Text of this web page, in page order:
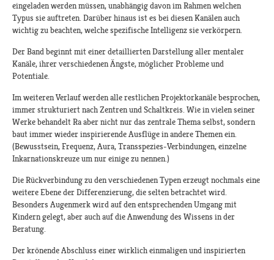
eingeladen werden müssen, unabhängig davon im Rahmen welchen
Typus sie auftreten. Darüber hinaus ist es bei diesen Kanälen auch
wichtig zu beachten, welche spezifische Intelligenz sie verkörpern.
Der Band beginnt mit einer detaillierten Darstellung aller mentaler
Kanäle, ihrer verschiedenen Ängste, möglicher Probleme und
Potentiale.
Im weiteren Verlauf werden alle restlichen Projektorkanäle besprochen,
immer strukturiert nach Zentren und Schaltkreis. Wie in vielen seiner
Werke behandelt Ra aber nicht nur das zentrale Thema selbst, sondern
baut immer wieder inspirierende Ausflüge in andere Themen ein.
(Bewusstsein, Frequenz, Aura, Transspezies-Verbindungen, einzelne
Inkarnationskreuze um nur einige zu nennen.)
Die Rückverbindung zu den verschiedenen Typen erzeugt nochmals eine
weitere Ebene der Differenzierung, die selten betrachtet wird.
Besonders Augenmerk wird auf den entsprechenden Umgang mit
Kindern gelegt, aber auch auf die Anwendung des Wissens in der
Beratung.
Der krönende Abschluss einer wirklich einmaligen und inspirierten